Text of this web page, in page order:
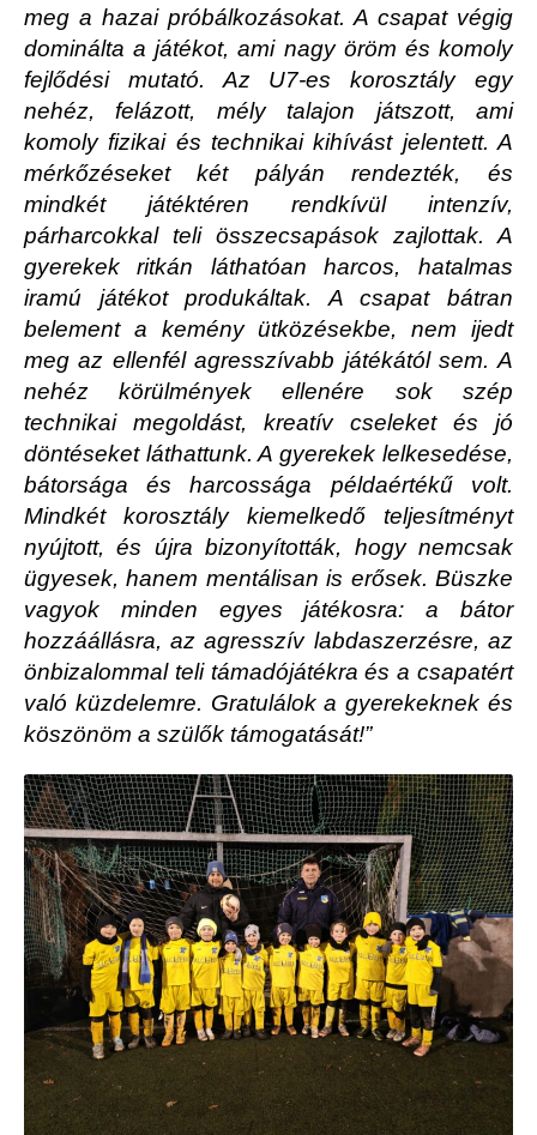
meg a hazai próbálkozásokat. A csapat végig
dominálta a játékot, ami nagy öröm és komoly
fejlődési mutató. Az U7-es korosztály egy
nehéz, felázott, mély talajon játszott, ami
komoly fizikai és technikai kihívást jelentett. A
mérkőzéseket két pályán rendezték, és
mindkét játéktéren rendkívül intenzív,
párharcokkal teli összecsapások zajlottak. A
gyerekek ritkán láthatóan harcos, hatalmas
iramú játékot produkáltak. A csapat bátran
belement a kemény ütközésekbe, nem ijedt
meg az ellenfél agresszívabb játékától sem. A
nehéz körülmények ellenére sok szép
technikai megoldást, kreatív cseleket és jó
döntéseket láthattunk. A gyerekek lelkesedése,
bátorsága és harcossága példaértékű volt.
Mindkét korosztály kiemelkedő teljesítményt
nyújtott, és újra bizonyították, hogy nemcsak
ügyesek, hanem mentálisan is erősek. Büszke
vagyok minden egyes játékosra: a bátor
hozzáállásra, az agresszív labdaszerzésre, az
önbizalommal teli támadójátékra és a csapatért
való küzdelemre. Gratulálok a gyerekeknek és
köszönöm a szülők támogatását!”